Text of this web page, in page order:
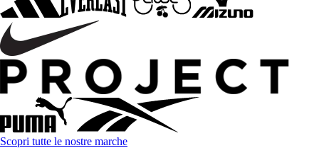
Scopri tutte le nostre marche